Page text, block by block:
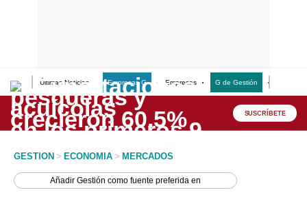
Últimas Noticias Empresas G Empresas G de Gestión
Lo último
Peru Quiosco SUSCRÍBETE
GESTION > ECONOMIA > MERCADOS
AñadirGestión como fuente preferida en